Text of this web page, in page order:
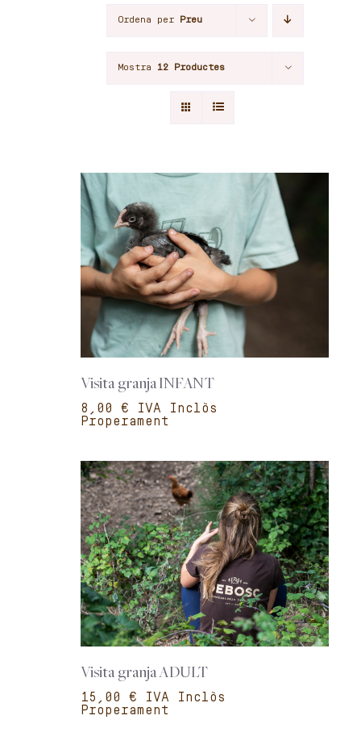
Ordena per Preu
Mostra 12 Productes
Visita granja INFANT
€
Properament
Visita granja ADULT
€
Properament